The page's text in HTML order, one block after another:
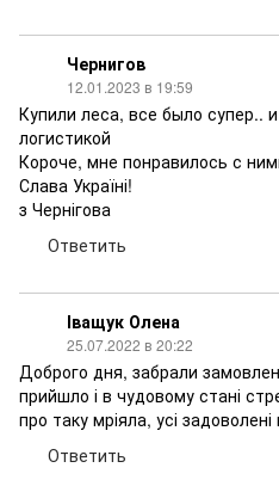
Чернигов
12.01.2023 в 19:59
Купили леса, все было супер..
логистикой
Короче, мне понравилось с
Слава Україні!
з Чернігова
Ответить
Іващук Олена
25.07.2022 в 20:22
Доброго дня, забрали
прийшло і в чудовому стані
про таку мріяла, усі
Ответить